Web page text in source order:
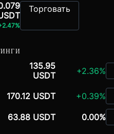
Торговать
135.95
USDT
+2.36%
170.12 USDT +0.39%
63.88 USDT 0.00%